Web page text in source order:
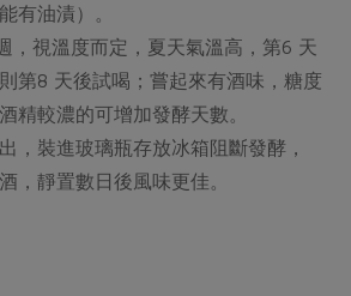
有油漬）。
，視溫度而定，夏天氣溫高，第6 天
第8 天後試喝；嘗起來有酒味，糖度
精較濃的可增加發酵天數。
，裝進玻璃瓶存放冰箱阻斷發酵，
，靜置數日後風味更佳。